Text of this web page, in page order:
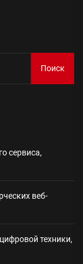
Поиск
сервиса,
веб-
техники,